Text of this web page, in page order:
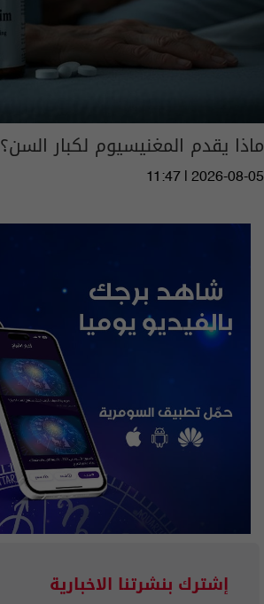
ماذا يقدم المغنيسيوم لكبار السن؟
11:47 | 2026-08-05
إشترك بنشرتنا الاخبارية